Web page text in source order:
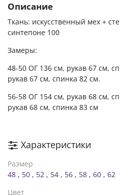
Описание
Ткань: искусственный мех +
синтепоне 100
Замеры:
48-50 ОГ 136 см, рукав 67 см,
рукав 67 см, спинка 82 см.
56-58 ОГ 154 см, рукав 68 см,
рукав 68 см, спинка 83 см
Характеристики
Размер
48 , 50 , 52 , 54 , 56 , 58 , 60 , 62
Цвет